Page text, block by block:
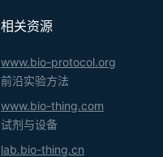
相关资源
www.bio-protocol.org
前沿实验方法
www.bio-thing.com
试剂与设备
lab.bio-thing.cn